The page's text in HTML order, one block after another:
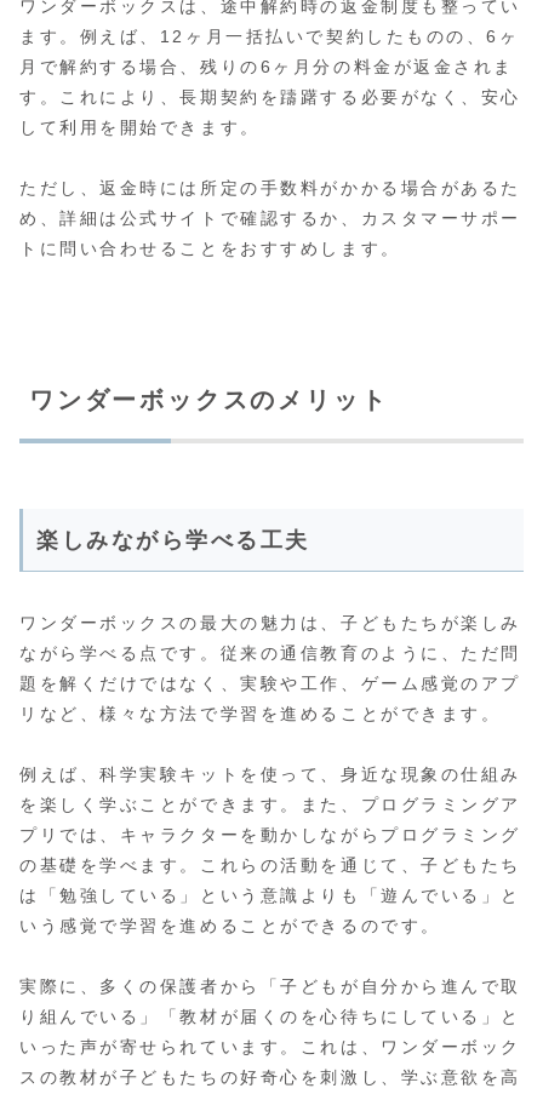
ワンダーボックスは、途中解約時の返金制度も整ってい
ます。例えば、12ヶ月一括払いで契約したものの、6ヶ
月で解約する場合、残りの6ヶ月分の料金が返金されま
す。これにより、長期契約を躊躇する必要がなく、安心
して利用を開始できます。
ただし、返金時には所定の手数料がかかる場合があるた
め、詳細は公式サイトで確認するか、カスタマーサポー
トに問い合わせることをおすすめします。
ワンダーボックスのメリット
楽しみながら学べる工夫
ワンダーボックスの最大の魅力は、子どもたちが楽しみ
ながら学べる点です。従来の通信教育のように、ただ問
題を解くだけではなく、実験や工作、ゲーム感覚のアプ
リなど、様々な方法で学習を進めることができます。
例えば、科学実験キットを使って、身近な現象の仕組み
を楽しく学ぶことができます。また、プログラミングア
プリでは、キャラクターを動かしながらプログラミング
の基礎を学べます。これらの活動を通じて、子どもたち
は「勉強している」という意識よりも「遊んでいる」と
いう感覚で学習を進めることができるのです。
実際に、多くの保護者から「子どもが自分から進んで取
り組んでいる」「教材が届くのを心待ちにしている」と
いった声が寄せられています。これは、ワンダーボック
スの教材が子どもたちの好奇心を刺激し、学ぶ意欲を高